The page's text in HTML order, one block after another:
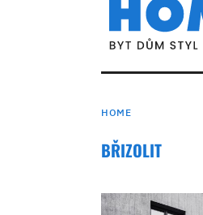
HOME
BŘIZOLIT